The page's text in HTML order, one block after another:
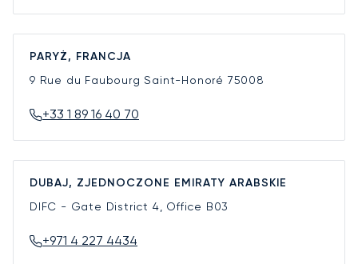
PARYŻ, FRANCJA
9 Rue du Faubourg Saint-Honoré 75008
+33 1 89 16 40 70
DUBAJ, ZJEDNOCZONE EMIRATY ARABSKIE
DIFC - Gate District 4, Office B03
+971 4 227 4434